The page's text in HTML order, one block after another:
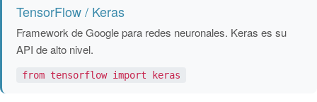
TensorFlow / Keras
Framework de Google para redes neuronales. Keras es su
API de alto nivel.
from tensorflow import keras